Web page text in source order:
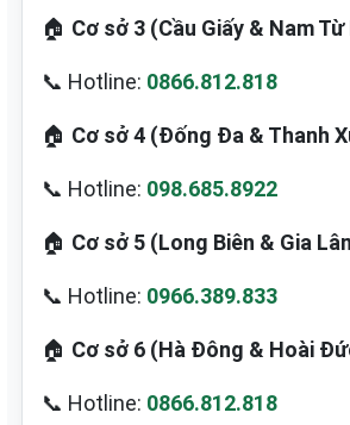
🏠 Cơ sở 3 (Cầu Giấy & Nam Từ
📞 Hotline: 0866.812.818
🏠 Cơ sở 4 (Đống Đa & Thanh
📞 Hotline: 098.685.8922
🏠 Cơ sở 5 (Long Biên & Gia
📞 Hotline: 0966.389.833
🏠 Cơ sở 6 (Hà Đông & Hoài
📞 Hotline: 0866.812.818